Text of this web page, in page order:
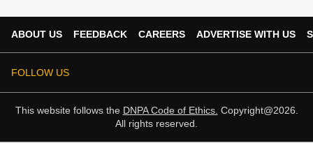
ABOUT US FEEDBACK CAREERS ADVERTISE WITH US
FOLLOW US
This website follows the DNPA Code of Ethics. Copyright@2026.
All rights reserved.